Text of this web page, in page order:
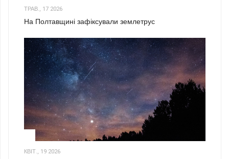
ТРАВ., 17 2026
На Полтавщині зафіксували землетрус
КВІТ., 19 2026